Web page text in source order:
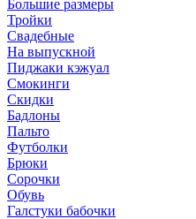
Большие размеры
Тройки
Свадебные
На выпускной
Пиджаки кэжуал
Смокинги
Скидки
Бадлоны
Пальто
Футболки
Брюки
Сорочки
Обувь
Галстуки бабочки